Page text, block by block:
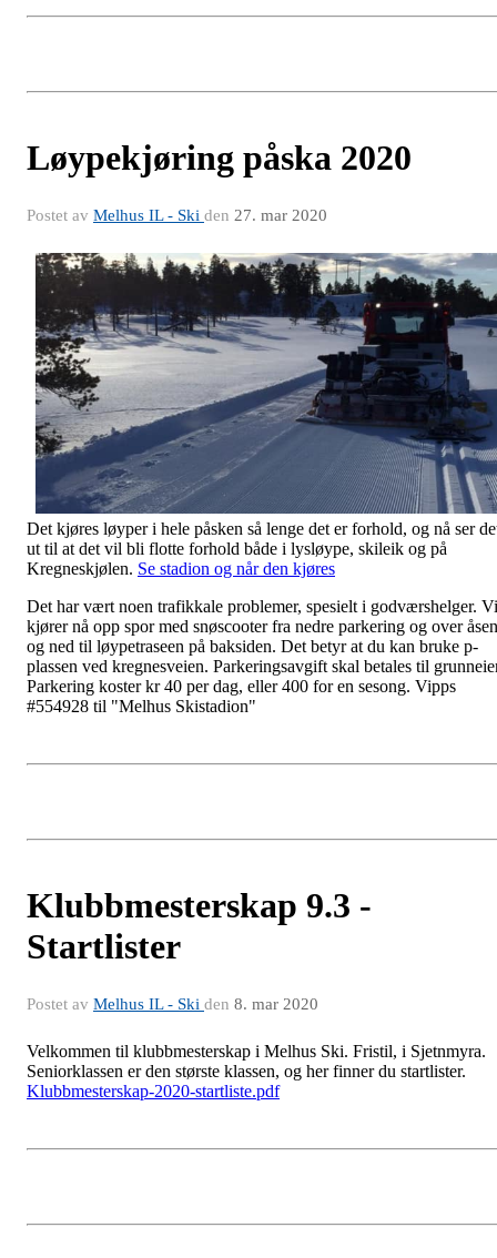
Løypekjøring påska 2020
Postet av Melhus IL - Ski den 27. mar 2020
Det kjøres løyper i hele påsken så lenge det er forhold, og nå ser
ut til at det vil bli flotte forhold både i lysløype, skileik og på
Kregneskjølen. Se stadion og når den kjøres
Det har vært noen trafikkale problemer, spesielt i godværshelger. Vi
kjører nå opp spor med snøscooter fra nedre parkering og over åsen
og ned til løypetraseen på baksiden. Det betyr at du kan bruke p-
plassen ved kregnesveien. Parkeringsavgift skal betales til
Parkering koster kr 40 per dag, eller 400 for en sesong. Vipps
#554928 til "Melhus Skistadion"
Klubbmesterskap 9.3 -
Startlister
Postet av Melhus IL - Ski den 8. mar 2020
Velkommen til klubbmesterskap i Melhus Ski. Fristil, i Sjetnmyra.
Seniorklassen er den største klassen, og her finner du startlister.
Klubbmesterskap-2020-startliste.pdf